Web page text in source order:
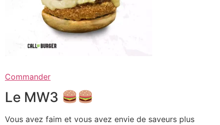
Commander
Le MW3
Vous avez faim et vous avez envie de saveurs plus